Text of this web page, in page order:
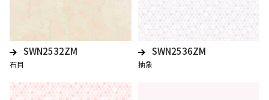
SWN2532ZM
石目
SWN2536ZM
抽象